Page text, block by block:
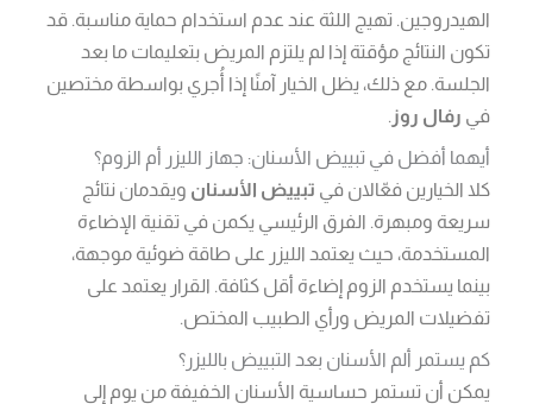
الهيدروجين. تهيج اللثة عند عدم استخدام حماية مناسبة. قد
تكون النتائج مؤقتة إذا لم يلتزم المريض بتعليمات ما بعد
الجلسة. مع ذلك، يظل الخيار آمنًا إذا أُجري بواسطة مختصين
في رفال روز .
أيهما أفضل في تبييض الأسنان: جهاز الليزر أم الزوم؟
كلا الخيارين فعّالان في تبييض الأسنان ويقدمان نتائج
سريعة ومبهرة. الفرق الرئيسي يكمن في تقنية الإضاءة
المستخدمة، حيث يعتمد الليزر على طاقة ضوئية موجهة،
بينما يستخدم الزوم إضاءة أقل كثافة. القرار يعتمد على
تفضيلات المريض ورأي الطبيب المختص.
كم يستمر ألم الأسنان بعد التبييض بالليزر؟
يمكن أن تستمر حساسية الأسنان الخفيفة من يوم إلى